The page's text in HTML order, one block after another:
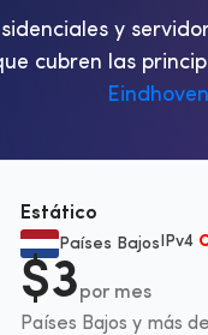
y
cubren las
Eindhoven
Estático
Países BajosIPv4
$3por mes
Países Bajos y más